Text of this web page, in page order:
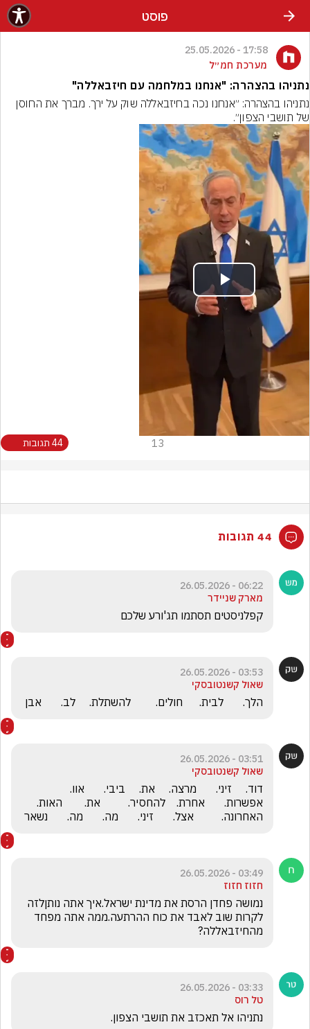
פוסט
17:58 - 25.05.2026
מערכת חמ״ל
נתניהו בהצהרה: "אנחנו במלחמה עם חיזבאללה"
של תושבי הצפון״.
Play
Video
13 44 תגובות
44 תגובות
06:22 - 26.05.2026
מארק שניידר
קפלניסטים תסתמו תג'ורע שלכם
03:53 - 26.05.2026
שאול קשנטובסקי
הלך.       לבית.      חולים.         להשתלת.     לב.       אבן
03:51 - 26.05.2026
שאול קשנטובסקי
האחרונה.          אצל.       זיני.       מה.       מה.       נשאר
03:49 - 26.05.2026
חזוז חזוז
מהחיזבאללה?
03:33 - 26.05.2026
טל רוס
נתניהו אל תאכזב את תושבי הצפון.